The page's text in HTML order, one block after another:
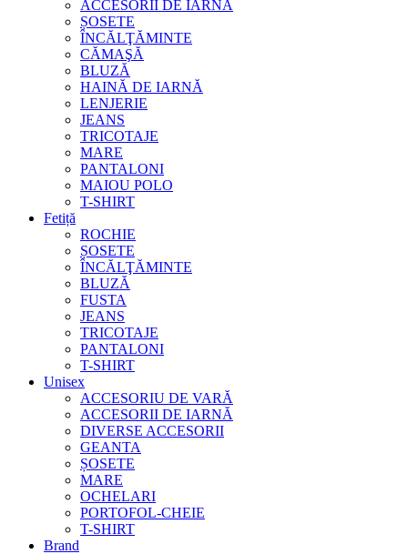
ACCESORII DE IARNĂ
ȘOSETE
ÎNCĂLŢĂMINTE
CĂMAŞĂ
BLUZĂ
HAINĂ DE IARNĂ
LENJERIE
JEANS
TRICOTAJE
MARE
PANTALONI
MAIOU POLO
T-SHIRT
Fetiță
ROCHIE
ȘOSETE
ÎNCĂLŢĂMINTE
BLUZĂ
FUSTA
JEANS
TRICOTAJE
PANTALONI
T-SHIRT
Unisex
ACCESORIU DE VARĂ
ACCESORII DE IARNĂ
DIVERSE ACCESORII
GEANTA
ȘOSETE
MARE
OCHELARI
PORTOFOL-CHEIE
T-SHIRT
Brand